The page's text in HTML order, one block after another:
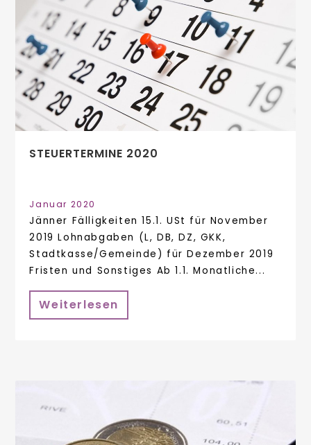
STEUERTERMINE 2020
Januar 2020
Jänner Fälligkeiten 15.1. USt für November
2019 Lohnabgaben (L, DB, DZ, GKK,
Stadtkasse/Gemeinde) für Dezember 2019
Fristen und Sonstiges Ab 1.1. Monatliche...
Weiterlesen